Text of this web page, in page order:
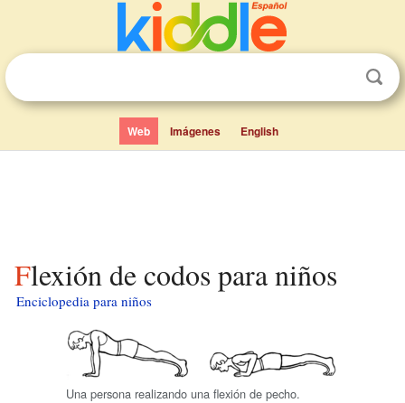
Web Imágenes English
Flexión de codos para niños
Enciclopedia para niños
Una persona realizando una flexión de pecho.